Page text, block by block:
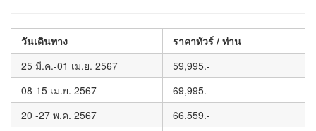
วันเดินทาง
ราคาทัวร์ / ท่าน
25 มี.ค.-01 เม.ย. 2567
59,995.-
08-15 เม.ย. 2567
69,995.-
20 -27 พ.ค. 2567
66,559.-